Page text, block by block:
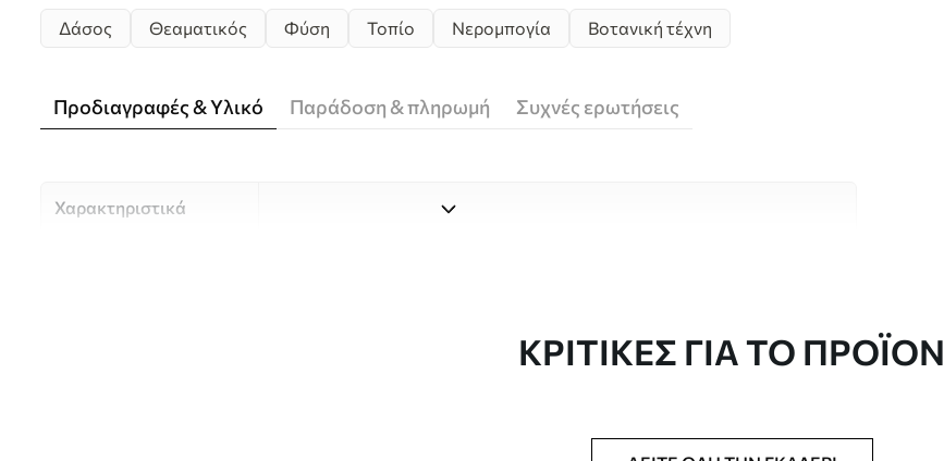
Δάσος Θεαματικός Φύση Τοπίο Νερομπογία Βοτανική τέχνη
Προδιαγραφές & Υλικό Παράδοση & πληρωμή Συχνές ερωτήσεις
Χαρακτηριστικά
ΚΡΙΤΙΚΈΣ ΓΙΑ ΤΟ ΠΡΟΪΌΝ